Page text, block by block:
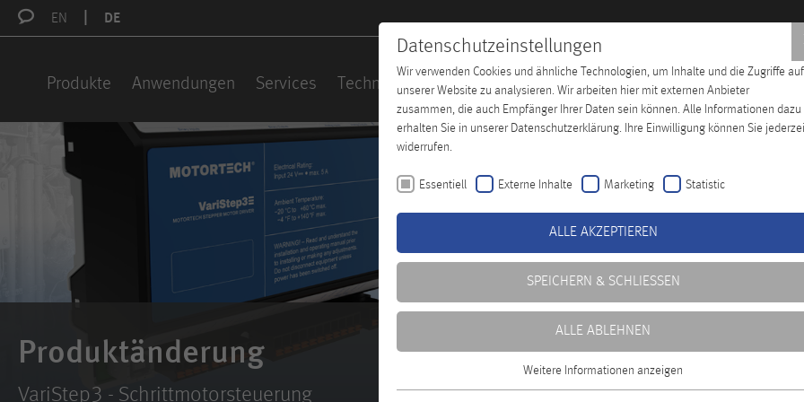
Datenschutzeinstellungen
Wir verwenden Cookies und ähnliche Technologien, um Inhalte und die Zugriffe auf
unserer Website zu analysieren. Wir arbeiten hier mit externen Anbieter
zusammen, die auch Empfänger Ihrer Daten sein können. Alle Informationen dazu
erhalten Sie in unserer Datenschutzerklärung. Ihre Einwilligung können Sie
widerrufen.
Essentiell Externe Inhalte Marketing Statistic
ALLE AKZEPTIEREN
SPEICHERN & SCHLIESSEN
ALLE ABLEHNEN
Weitere Informationen anzeigen
EN DE
Produkte Anwendungen Services Technisches Training Unternehmen Distributoren Kontakt
Produktänderung
VariStep3 - Schrittmotorsteuerung